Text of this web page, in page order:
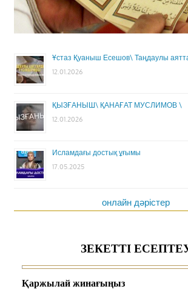
Ұстаз Қуаныш Есешов\ Таңдаулы
12.01.2026
ҚЫЗҒАНЫШ\ ҚАНАҒАТ МУСЛИМОВ \
12.01.2026
Исламдағы достық ұғымы
17.05.2025
онлайн дәрістер